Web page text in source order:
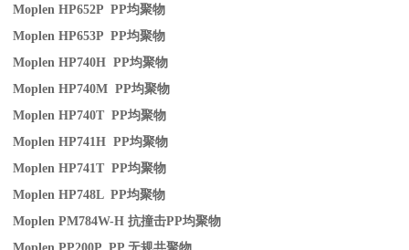
Moplen HP652P PP均聚物
Moplen HP653P PP均聚物
Moplen HP740H PP均聚物
Moplen HP740M PP均聚物
Moplen HP740T PP均聚物
Moplen HP741H PP均聚物
Moplen HP741T PP均聚物
Moplen HP748L PP均聚物
Moplen PM784W-H抗撞击PP均聚物